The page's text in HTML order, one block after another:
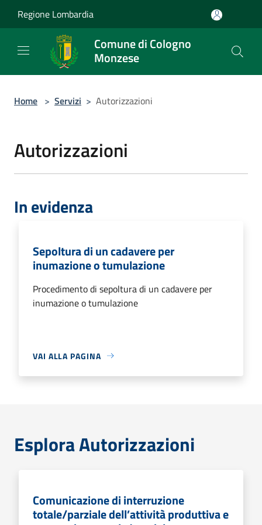
Regione Lombardia
Comune di Cologno
Monzese
Home > Servizi > Autorizzazioni
Autorizzazioni
In evidenza
Sepoltura di un cadavere per
inumazione o tumulazione
Procedimento di sepoltura di un cadavere per
inumazione o tumulazione
VAI ALLA PAGINA
Esplora Autorizzazioni
Comunicazione di interruzione
totale/parziale dell’attività produttiva e